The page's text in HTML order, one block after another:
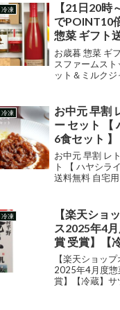
冷凍
【21日20時
でPOINT10
惣菜 ギフト
スファーム
ッペセット
とトマトボ
(JMDS-06)
ジュース と
ベジタブル
み 内祝い】
【SSS_1】
お歳暮 惣菜 ギ
スファームス
ット＆ミルク
トルセット
冬ギフト グル
め合わせ とま
ブル ピクルス
し】【...
冷凍
お中元 早割
ー セット 【
6食セット
用 レトルト
菜 おかず カ
品 2024 グル
スコーヒー
コーヒー ギ
ルメ 暑中 見
ギフト セッ
お中元 早割 レ
ト 【 ハヤシラ
送料無料 自宅
わせ 惣菜 おか
食品 2024 グ
コーヒー お中
ギフト お中元
凍
【楽天ショ
ス2025年4
賞 受賞】【
ク 石狩平野
1000ML
【楽天ショッ
2025年4月度惣
賞】【冷蔵】サ
大地の夢牛乳
¥1,280ショッ